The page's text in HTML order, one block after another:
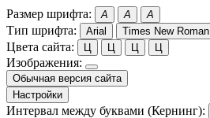
Размер шрифта: A A A
Тип шрифта: Arial Times New Roman
Цвета сайта: Ц Ц Ц Ц
Изображения:
Обычная версия сайта
Настройки
Интервал между буквами (Кернинг):